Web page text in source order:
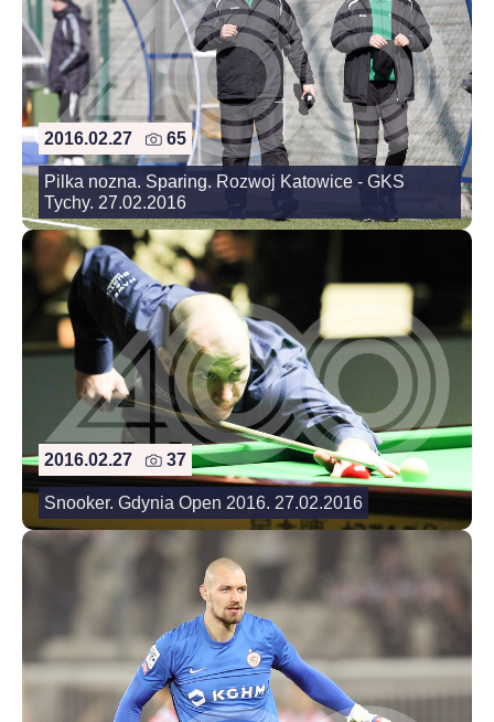
2016.02.27 65
Pilka nozna. Sparing. Rozwoj Katowice - GKS
Tychy. 27.02.2016
2016.02.27 37
Snooker. Gdynia Open 2016. 27.02.2016